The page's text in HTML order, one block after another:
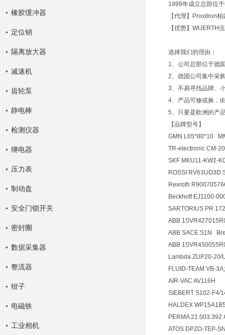
橡胶缓冲器
定位销
隔离放大器
减速机
齿轮泵
静电棒
检测仪器
继电器
压力表
制动盘
安全门锁开关
密封圈
数据采集器
整流器
钳子
电磁铁
工业相机
1999年成立总部位
【代理】Proxitron
【优势】WUERTH
选择我们的理由：
1、公司总部位于德
2、德国公司集中采
3、不易寻找品牌、
4、产品可修或换，
5、只要是欧洲的产
【品牌型号】
GMN L65*80*10
TR-electronic CM-
SKF MKU11-KW2-
ROSSI RV63UO3D
Rexroth
Beckhoff EJ1100-
SARTORIUS PR
ABB
ABB SACE S1N
ABB
Lambda ZUP20-
FLUID-TEAM VB-
AIR-VAC AV116H
SIEBERT S102-F4/
HALDEX
PERMA 21.003.392
ATOS DPZO-TEP-